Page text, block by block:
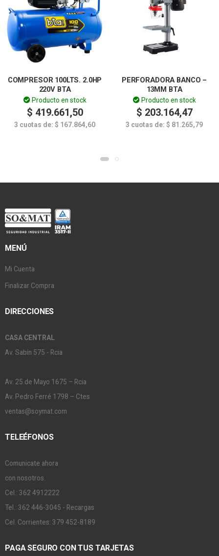
COMPRESOR 100LTS. 2.0HP
220V BTA
Producto en stock
$ 419.661,50
3 cuotas de: $ 167.864,60
PERFORADORA BANCO –
13MM BTA
Producto en stock
$ 203.164,47
3 cuotas de: $ 81.265,79
MENÚ
Mi Cuenta
Finalizar Compra
DIRECCIONES
CASA CENTRAL
Av. Sabín 575 - Rcia
Av. 25 de Mayo 1675 – Rcia
Av. Pedro Ferré 1798 – Ctes
ventas@soymat.com
TELEÉFONOS
Comunicate ahora
con nosotros.
Cel.: 362 4912222
Tel.: 362 446-3045 - Recargas
Cel. Corrientes: 379 452-8189
PAGA SEGURO CON TUS TARJETAS